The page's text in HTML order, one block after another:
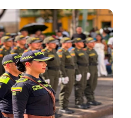
el transporte de
de gas, prohibiendo
de sedes